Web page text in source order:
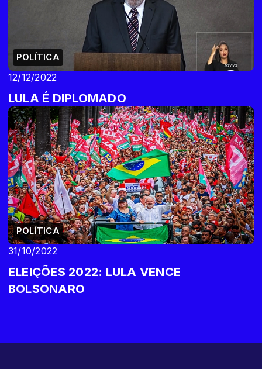
POLÍTICA
12/12/2022
LULA É DIPLOMADO
POLÍTICA
31/10/2022
ELEIÇÕES 2022: LULA VENCE
BOLSONARO